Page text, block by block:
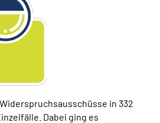
in 332
Dabei ging es